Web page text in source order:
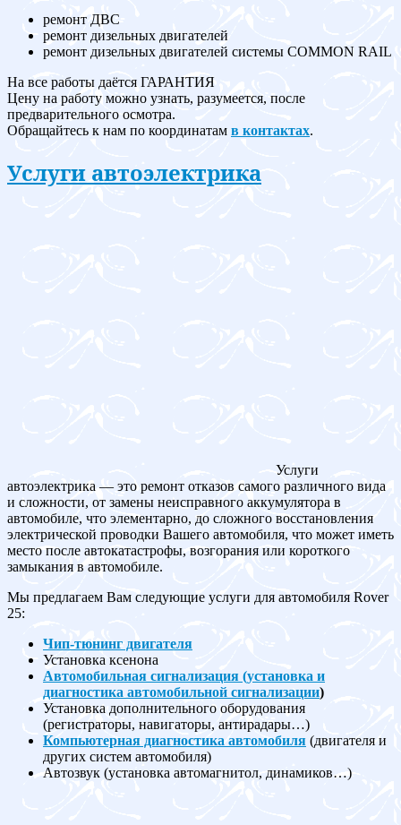
ремонт ДВС
ремонт дизельных двигателей
ремонт дизельных двигателей системы COMMON RAIL
На все работы даётся ГАРАНТИЯ
Цену на работу можно узнать, разумеется, после
предварительного осмотра.
Обращайтесь к нам по координатам в контактах.
Услуги автоэлектрика
Услуги
автоэлектрика — это ремонт отказов самого различного вида
и сложности, от замены неисправного аккумулятора в
автомобиле, что элементарно, до сложного восстановления
электрической проводки Вашего автомобиля, что может иметь
место после автокатастрофы, возгорания или короткого
замыкания в автомобиле.
Мы предлагаем Вам следующие услуги для автомобиля Rover
25:
Чип-тюнинг двигателя
Установка ксенона
Автомобильная сигнализация (установка и
диагностика автомобильной сигнализации)
Установка дополнительного оборудования
(регистраторы, навигаторы, антирадары…)
Компьютерная диагностика автомобиля (двигателя и
других систем автомобиля)
Автозвук (установка автомагнитол, динамиков…)